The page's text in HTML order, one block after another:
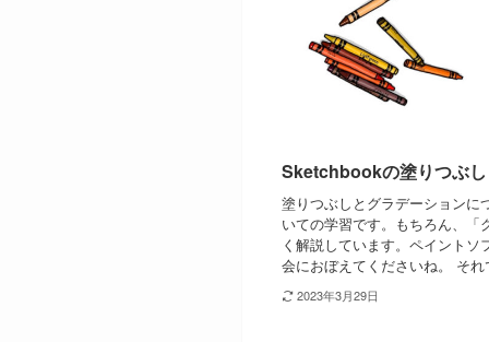
Sketchbookの塗りつぶ
塗りつぶしとグラデーションに
いての学習です。もちろん、「
く解説しています。ペイント
会におぼえてくださいね。 そ
2023年3月29日